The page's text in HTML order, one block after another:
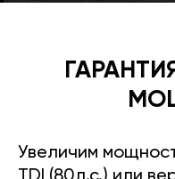
Увеличим